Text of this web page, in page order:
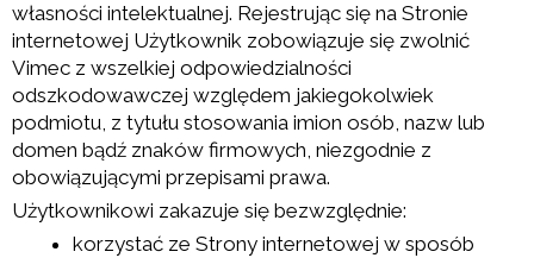
własności intelektualnej. Rejestrując się na Stronie
internetowej Użytkownik zobowiązuje się zwolnić
Vimec z wszelkiej odpowiedzialności
odszkodowawczej względem jakiegokolwiek
podmiotu, z tytułu stosowania imion osób, nazw lub
domen bądź znaków firmowych, niezgodnie z
obowiązującymi przepisami prawa.
Użytkownikowi zakazuje się bezwzględnie:
korzystać ze Strony internetowej w sposób